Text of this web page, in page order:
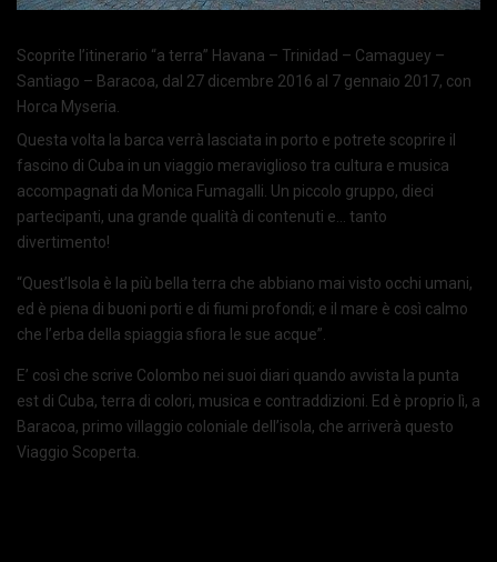
Scoprite l’itinerario “a terra” Havana – Trinidad – Camaguey –
Santiago – Baracoa, dal 27 dicembre 2016 al 7 gennaio 2017, con
Horca Myseria.
Questa volta la barca verrà lasciata in porto e potrete scoprire il
fascino di Cuba in un viaggio meraviglioso tra cultura e musica
accompagnati da Monica Fumagalli. Un piccolo gruppo, dieci
partecipanti, una grande qualità di contenuti e… tanto
divertimento!
“Quest’Isola è la più bella terra che abbiano mai visto occhi umani,
ed è piena di buoni porti e di fiumi profondi; e il mare è così calmo
che l’erba della spiaggia sfiora le sue acque”.
E’ così che scrive Colombo nei suoi diari quando avvista la punta
est di Cuba, terra di colori, musica e contraddizioni. Ed è proprio lì, a
Baracoa, primo villaggio coloniale dell’isola, che arriverà questo
Viaggio Scoperta.